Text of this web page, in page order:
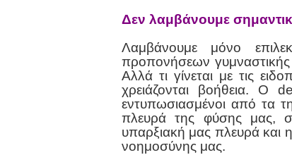
Δεν λαμβάνουμε
Λαμβάνουμε μόνο
προπονήσεων
Αλλά τι γίνεται με τις
χρειάζονται βοήθεια. Ο
εντυπωσιασμένοι από τα
πλευρά της φύσης μας,
υπαρξιακή μας πλευρά και
νοημοσύνης μας.